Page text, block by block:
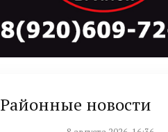
Районные новости